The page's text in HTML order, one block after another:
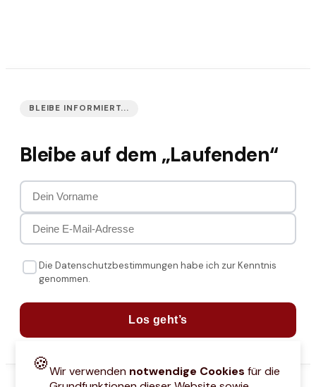
BLEIBE INFORMIERT...
Bleibe auf dem „Laufenden“
Die Datenschutzbestimmungen habe ich zur Kenntnis
genommen.
Los geht’s
🍪Wir verwenden notwendige Cookies für die